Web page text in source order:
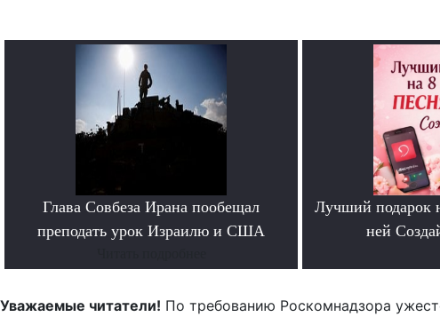
Глава Совбеза Ирана пообещал
преподать урок Израилю и США
Лучший подарок
ней
Уважаемые читатели! По требованию Роскомнадзора